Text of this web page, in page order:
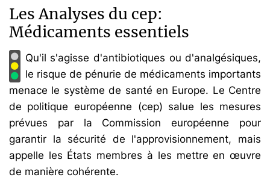
Les Analyses du cep:
Médicaments essentiels
Qu'il s'agisse d'antibiotiques ou d'analgésiques,
le risque de pénurie de médicaments importants
menace le système de santé en Europe. Le Centre
de politique européenne (cep) salue les mesures
prévues par la Commission européenne pour
garantir la sécurité de l'approvisionnement, mais
appelle les États membres à les mettre en œuvre
de manière cohérente.